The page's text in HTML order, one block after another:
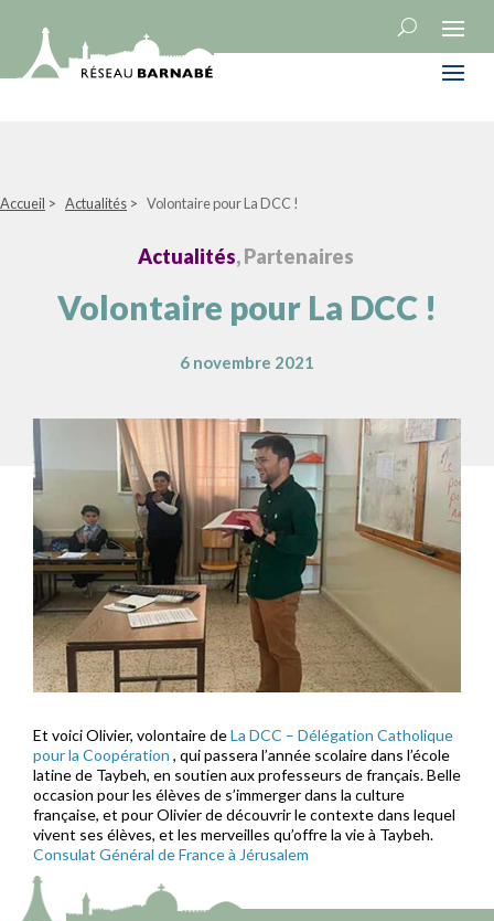
Accueil > Actualités > Volontaire pour La DCC !
Actualités, Partenaires
Volontaire pour La DCC !
6 novembre 2021
Et voici Olivier, volontaire deLa DCC – Délégation Catholique
pour la Coopération , qui passera l’année scolaire dans l’école
latine de Taybeh, en soutien aux professeurs de français. Belle
occasion pour les élèves de s’immerger dans la culture
française, et pour Olivier de découvrir le contexte dans lequel
vivent ses élèves, et les merveilles qu’offre la vie à Taybeh.
Consulat Général de France à Jérusalem